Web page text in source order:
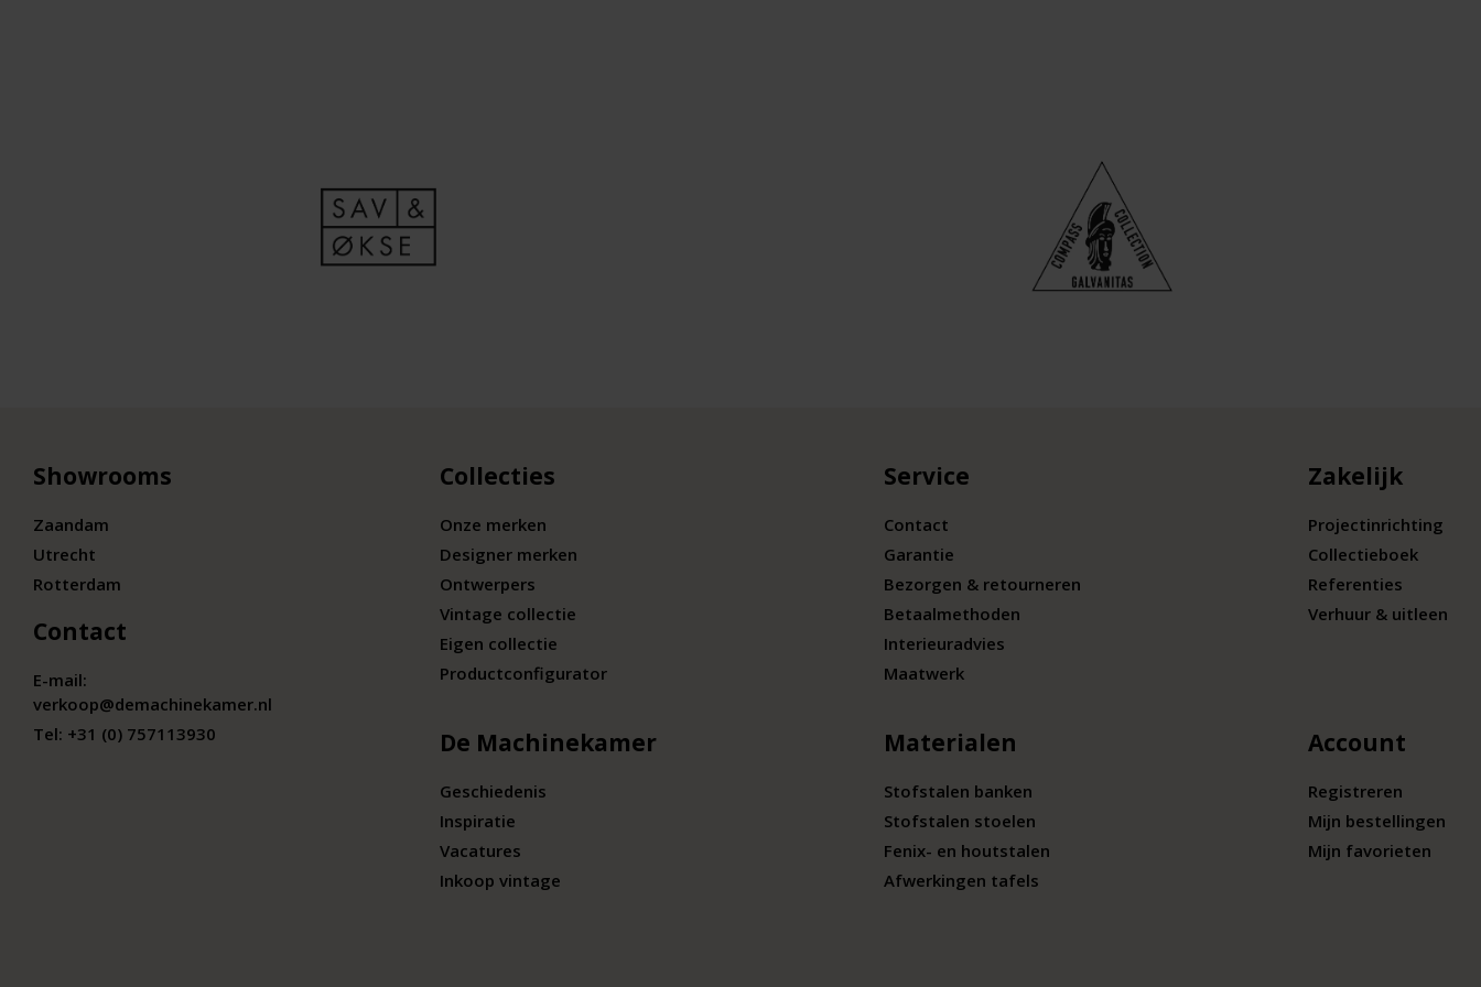
Showrooms
Zaandam
Utrecht
Rotterdam
Contact
E-mail:
verkoop@demachinekamer.nl
Tel: +31 (0) 757113930
Collecties
Onze merken
Designer merken
Ontwerpers
Vintage collectie
Eigen collectie
Productconfigurator
De Machinekamer
Geschiedenis
Inspiratie
Vacatures
Inkoop vintage
Service
Contact
Garantie
Bezorgen & retourneren
Betaalmethoden
Interieuradvies
Maatwerk
Materialen
Stofstalen banken
Stofstalen stoelen
Fenix- en houtstalen
Afwerkingen tafels
Zakelijk
Projectinrichting
Collectieboek
Referenties
Verhuur & uitleen
Account
Registreren
Mijn bestellingen
Mijn favorieten